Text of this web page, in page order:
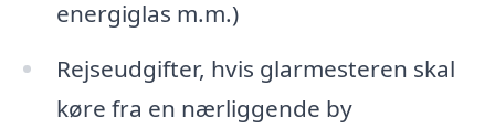
energiglas m.m.)
Rejseudgifter, hvis glarmesteren skal
køre fra en nærliggende by